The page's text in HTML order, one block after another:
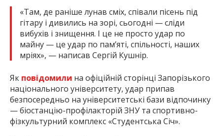
«Там, де раніше лунав сміх, співали пісень під
гітару і дивились на зорі, сьогодні — сліди
вибухів і знищення. І це не просто удар по
майну — це удар по пам’яті, спільності, наших
мріях», — написав Сергій Кушнір.
Як повідомили на офіційній сторінці Запорізького
національного університету, удар припав
безпосередньо на університетські бази відпочинку
— біостанцію-профілакторій ЗНУ та спортивно-
фізкультурний комплекс «Студентська Січ».